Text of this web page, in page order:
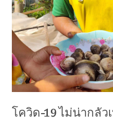
โควิด-19 ไม่น่ากลัว